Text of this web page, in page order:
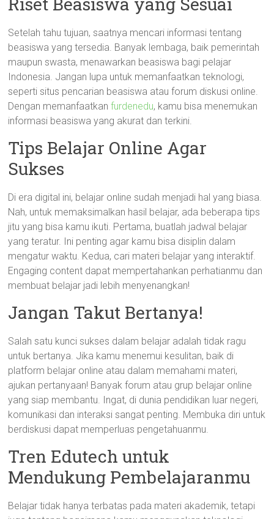
Setelah tahu tujuan, saatnya mencari informasi tentang
beasiswa yang tersedia. Banyak lembaga, baik pemerintah
maupun swasta, menawarkan beasiswa bagi pelajar
Indonesia. Jangan lupa untuk memanfaatkan teknologi,
seperti situs pencarian beasiswa atau forum diskusi online.
Dengan memanfaatkanfurdenedu, kamu bisa menemukan
informasi beasiswa yang akurat dan terkini.
Tips Belajar Online Agar
Sukses
Di era digital ini, belajar online sudah menjadi hal yang biasa.
Nah, untuk memaksimalkan hasil belajar, ada beberapa tips
jitu yang bisa kamu ikuti. Pertama, buatlah jadwal belajar
yang teratur. Ini penting agar kamu bisa disiplin dalam
mengatur waktu. Kedua, cari materi belajar yang interaktif.
Engaging content dapat mempertahankan perhatianmu dan
membuat belajar jadi lebih menyenangkan!
Jangan Takut Bertanya!
Salah satu kunci sukses dalam belajar adalah tidak ragu
untuk bertanya. Jika kamu menemui kesulitan, baik di
platform belajar online atau dalam memahami materi,
ajukan pertanyaan! Banyak forum atau grup belajar online
yang siap membantu. Ingat, di dunia pendidikan luar negeri,
komunikasi dan interaksi sangat penting. Membuka diri untuk
berdiskusi dapat memperluas pengetahuanmu.
Tren Edutech untuk
Mendukung Pembelajaranmu
Belajar tidak hanya terbatas pada materi akademik, tetapi